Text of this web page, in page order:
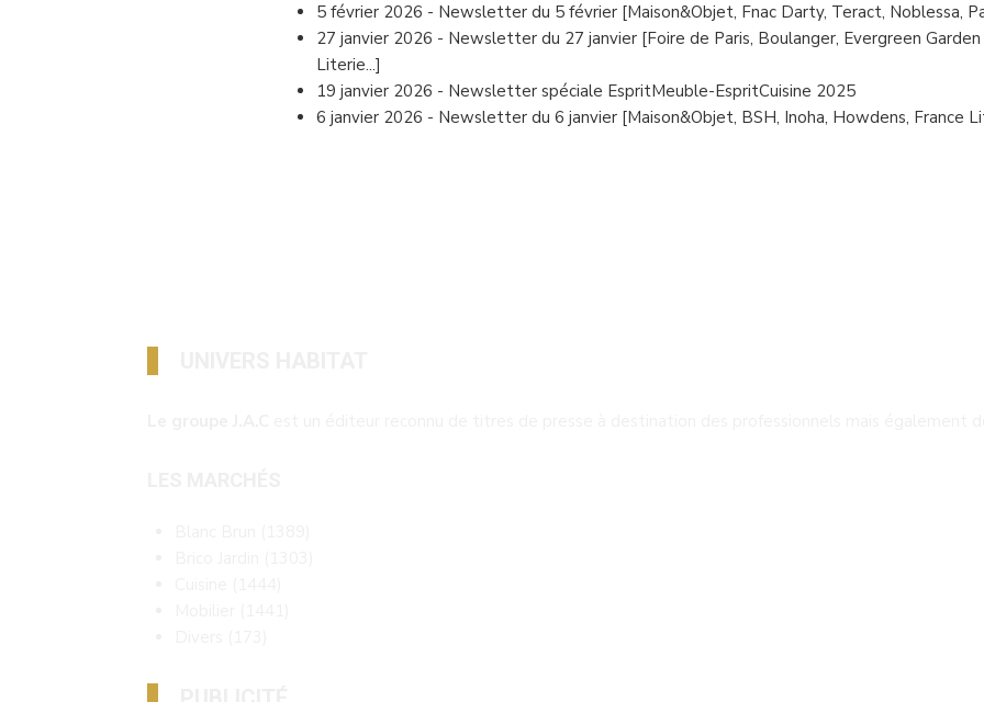
5 février 2026 - Newsletter du 5 février [Maison&Objet, Fnac Darty, Teract, Noblessa,
27 janvier 2026 - Newsletter du 27 janvier [Foire de Paris, Boulanger, Evergreen Garden
Literie...]
19 janvier 2026 - Newsletter spéciale EspritMeuble-EspritCuisine 2025
6 janvier 2026 - Newsletter du 6 janvier [Maison&Objet, BSH, Inoha, Howdens, France